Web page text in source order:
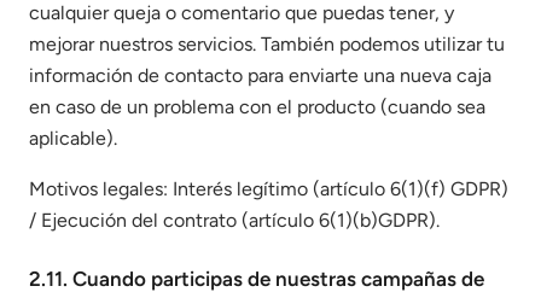
cualquier queja o comentario que puedas tener, y
mejorar nuestros servicios. También podemos utilizar tu
información de contacto para enviarte una nueva caja
en caso de un problema con el producto (cuando sea
aplicable).
Motivos legales: Interés legítimo (artículo 6(1)(f) GDPR)
/ Ejecución del contrato (artículo 6(1)(b)GDPR).
2.11. Cuando participas de nuestras campañas de